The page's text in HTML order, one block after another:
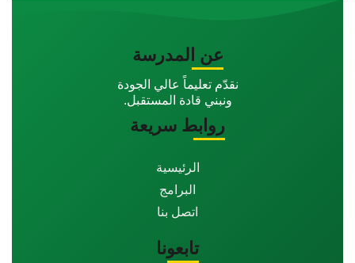
عن المدرسة
نقدّم تعليماً عالي الجودة
ونبني قادة المستقبل.
روابط سريعة
الرئيسية
البرامج
اتصل بنا
تابعونا